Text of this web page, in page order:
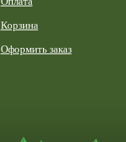
Корзина
Оформить заказ